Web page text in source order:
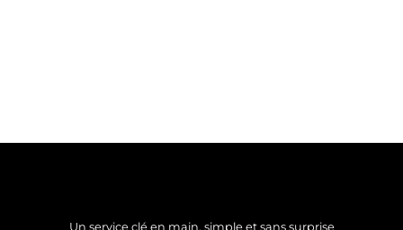
Un service clé en main, simple et sans surprise